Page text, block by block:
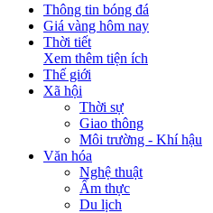
Thông tin bóng đá
Giá vàng hôm nay
Thời tiết
Xem thêm tiện ích
Thế giới
Xã hội
Thời sự
Giao thông
Môi trường - Khí hậu
Văn hóa
Nghệ thuật
Ẩm thực
Du lịch